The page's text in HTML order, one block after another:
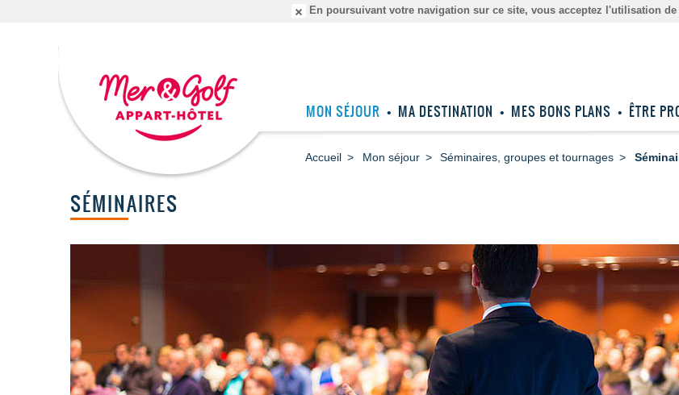
En poursuivant votre navigation sur ce site, vous acceptez l'utilisation de
MON SÉJOUR MA DESTINATION MES BONS PLANS ÊTRE
Accueil Mon séjour Séminaires, groupes et tournages
SÉMINAIRES